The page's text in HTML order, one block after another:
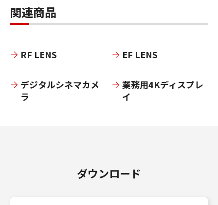
関連商品
RF LENS EF LENS
デジタルシネマカメ
ラ
業務用4Kディスプレ
イ
ダウンロード